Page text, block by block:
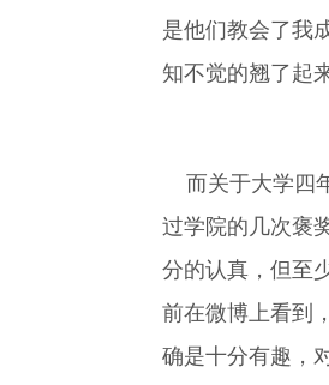
是他们教会了我
知不觉的翘了起
而关于大学四
过学院的几次褒
分的认真，但至
前在微博上看到
确是十分有趣，